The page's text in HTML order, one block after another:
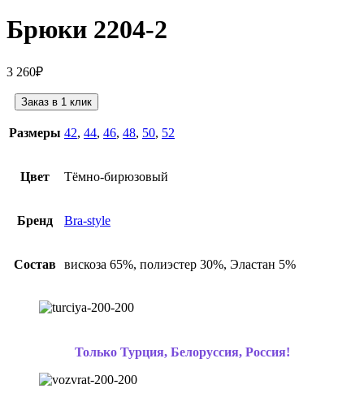
Брюки 2204-2
3 260₽
Заказ в 1 клик
Размеры 42, 44, 46, 48, 50, 52
Цвет Тёмно-бирюзовый
Бренд Bra-style
Состав вискоза 65%, полиэстер 30%, Эластан 5%
Только Турция, Белоруссия, Россия!